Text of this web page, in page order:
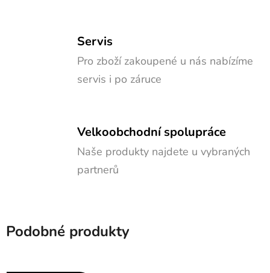
Servis
Pro zboží zakoupené u nás nabízíme
servis i po záruce
Velkoobchodní spolupráce
Naše produkty najdete u vybraných
partnerů
Podobné produkty